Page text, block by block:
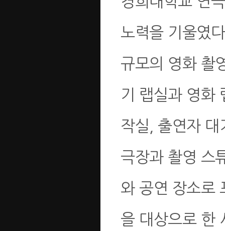
노력을 기울였
규모의 영화 촬
기 랩실과 영화
작실, 출연자 대
극장과 촬영 스
와 공연 장소로
을 대상으로 한